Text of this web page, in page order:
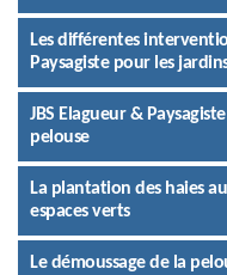
Les différentes
Paysagiste pour les
JBS Elagueur &
pelouse
La plantation des haies
espaces verts
Le démoussage de la